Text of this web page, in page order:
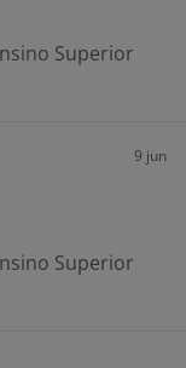
Superior
9 jun
Superior